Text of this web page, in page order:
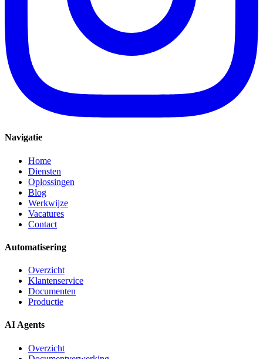
Navigatie
Home
Diensten
Oplossingen
Blog
Werkwijze
Vacatures
Contact
Automatisering
Overzicht
Klantenservice
Documenten
Productie
AI Agents
Overzicht